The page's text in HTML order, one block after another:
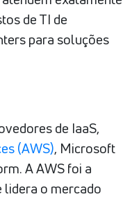
de TI de
para soluções
de IaaS,
(AWS), Microsoft
A AWS foi a
lidera o mercado